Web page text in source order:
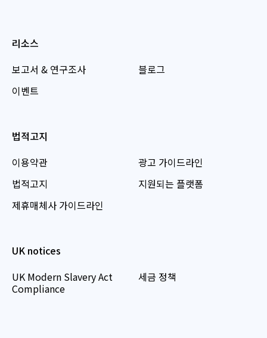
리소스
보고서 & 연구조사
이벤트
블로그
법적고지
이용약관
법적고지
제휴매체사 가이드라인
광고 가이드라인
지원되는 플랫폼
UK notices
UK Modern Slavery Act
Compliance
세금 정책